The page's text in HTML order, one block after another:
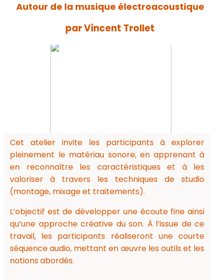
Autour de la musique électroacoustique
par Vincent Trollet
Cet atelier invite les participants à explorer
pleinement le matériau sonore, en apprenant à
en reconnaître les caractéristiques et à les
valoriser à travers les techniques de studio
(montage, mixage et traitements).
L’objectif est de développer une écoute fine ainsi
qu’une approche créative du son. À l’issue de ce
travail, les participants réaliseront une courte
séquence audio, mettant en œuvre les outils et les
notions abordés.